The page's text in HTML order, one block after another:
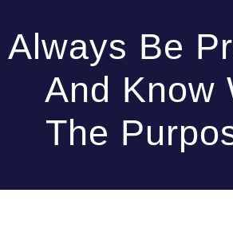
Always Be
And Know
The